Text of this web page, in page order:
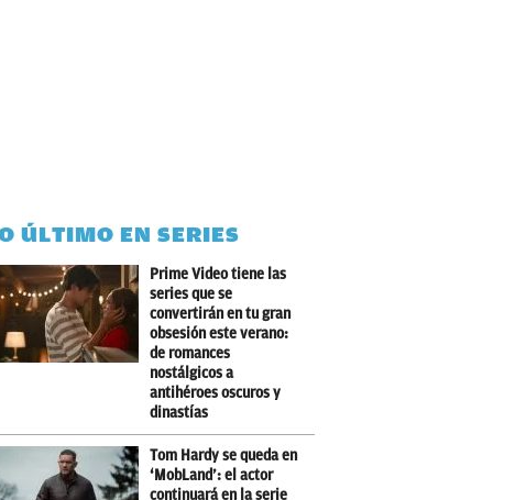
ÚLTIMO EN SERIES
Prime Video tiene las
series que se
convertirán en tu gran
obsesión este verano:
de romances
nostálgicos a
antihéroes oscuros y
dinastías
Tom Hardy se queda en
‘MobLand’: el actor
continuará en la serie